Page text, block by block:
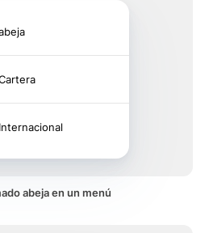
Internacional
abeja en un menú